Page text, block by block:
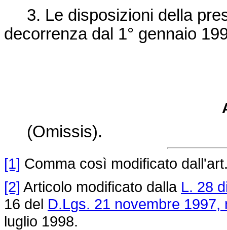
3. Le disposizioni della
decorrenza dal 1° gennaio
(Omissis).
[1] Comma così modificato
[2] Articolo modificato dalla L. 28
16 del D.Lgs. 21 novembre 1997,
luglio 1998.